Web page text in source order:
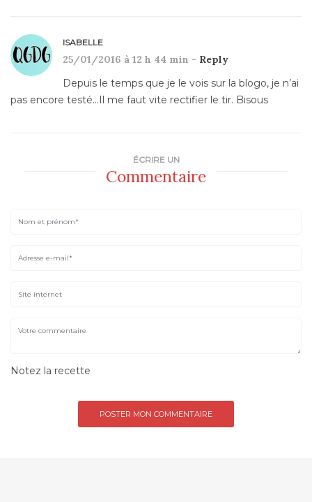
ISABELLE
25/01/2016 à 12 h 44 min - Reply
Depuis le temps que je le vois sur la blogo, je n’ai
pas encore testé…Il me faut vite rectifier le tir. Bisous
ÉCRIRE UN
Commentaire
Notez la recette